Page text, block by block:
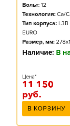
Вольт: 12
Технология: Ca/
Тип корпуса: L3B
EURO
Размер, мм:
Наличие: В
Цена*
11 150
руб.
В КОРЗИНУ